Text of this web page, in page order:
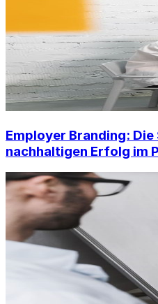
Employer Branding:
nachhaltigen Erfolg im